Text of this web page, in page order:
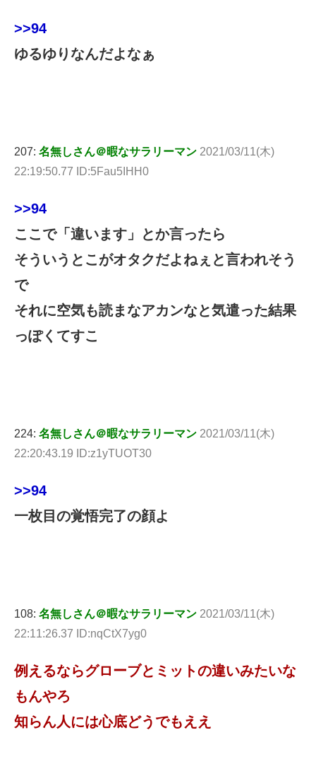
>>94
ゆるゆりなんだよなぁ
207: 名無しさん＠暇なサラリーマン 2021/03/11(木)
22:19:50.77 ID:5Fau5IHH0
>>94
ここで「違います」とか言ったら
そういうとこがオタクだよねぇと言われそう
で
それに空気も読まなアカンなと気遣った結果
っぽくてすこ
224: 名無しさん＠暇なサラリーマン 2021/03/11(木)
22:20:43.19 ID:z1yTUOT30
>>94
一枚目の覚悟完了の顔よ
108: 名無しさん＠暇なサラリーマン 2021/03/11(木)
22:11:26.37 ID:nqCtX7yg0
例えるならグローブとミットの違いみたいな
もんやろ
知らん人には心底どうでもええ